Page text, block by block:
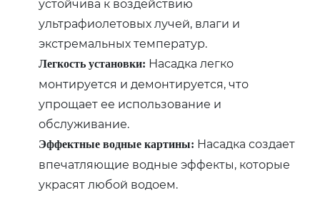
ультрафиолетовых лучей, влаги и
экстремальных температур.
Легкость установки: Насадка легко
монтируется и демонтируется, что
упрощает ее использование и
обслуживание.
Эффектные водные картины: Насадка создает
впечатляющие водные эффекты, которые
украсят любой водоем.